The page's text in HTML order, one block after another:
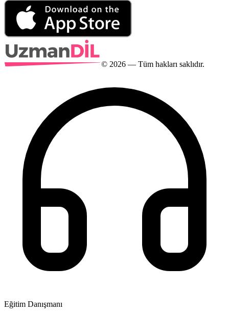
© 2026 — Tüm hakları saklıdır.
Eğitim Danışmanı